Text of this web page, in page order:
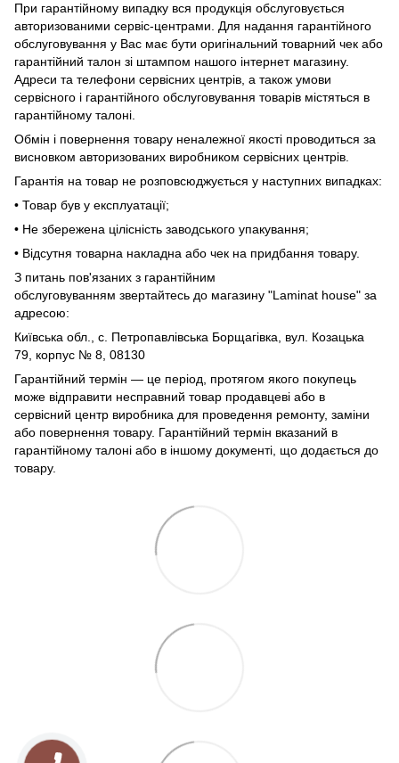
При гарантійному випадку вся продукція обслуговується
авторизованими сервіс-центрами. Для надання гарантійного
обслуговування у Вас має бути оригінальний товарний чек або
гарантійний талон зі штампом нашого інтернет магазину.
Адреси та телефони сервісних центрів, а також умови
сервісного і гарантійного обслуговування товарів містяться в
гарантійному талоні.
Обмін і повернення товару неналежної якості проводиться за
висновком авторизованих виробником сервісних центрів.
Гарантія на товар не розповсюджується у наступних випадках:
• Товар був у експлуатації;
• Не збережена цілісність заводського упакування;
• Відсутня товарна накладна або чек на придбання товару.
З питань пов'язаних з гарантійним
обслуговуванням звертайтесь до магазину "Laminat house" за
адресою:
Київська обл., с. Петропавлівська Борщагівка, вул. Козацька
79, корпус № 8, 08130
Гарантійний термін — це період, протягом якого покупець
може відправити несправний товар продавцеві або в
сервісний центр виробника для проведення ремонту, заміни
або повернення товару. Гарантійний термін вказаний в
гарантійному талоні або в іншому документі, що додається до
товару.